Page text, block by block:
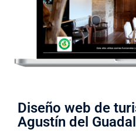
Diseño web de
Agustín del